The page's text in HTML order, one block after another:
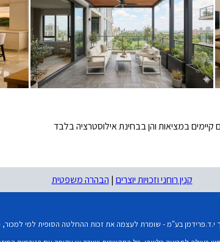
במציאות והן בבחינת אילוסטרציה בלבד
קנין רוחני וזכויות יוצרים | הבהרה משפטית
בע"מ - שומרת לעצמה את זכות ההחלטה הסופית למי למכור,